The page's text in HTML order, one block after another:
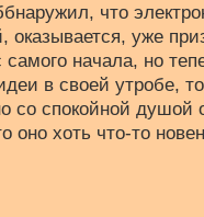
что
уже
начала, но
в своей утробе,
со спокойной душой
хоть что-то